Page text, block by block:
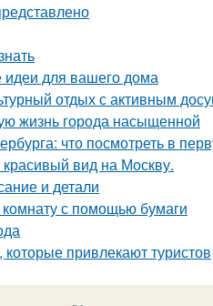
идеи для вашего дома
отдых с активным
жизнь города насыщенной
что посмотреть в
вид на Москву.
и детали
с помощью бумаги
привлекают туристов